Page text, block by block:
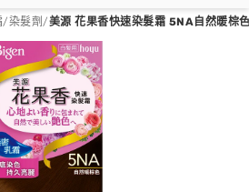
/染髮劑 /美源 花果香快速染髮霜 5NA自然暖棕